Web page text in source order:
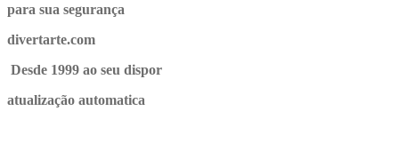
para sua segurança
divertarte.com
Desde 1999 ao seu dispor
atualização automatica